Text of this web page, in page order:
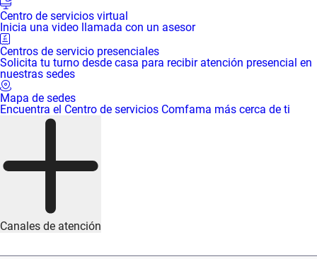
Centro de servicios virtual
Inicia una video llamada con un asesor
Centros de servicio presenciales
Solicita tu turno desde casa para recibir atención presencial en
nuestras sedes
Mapa de sedes
Encuentra el Centro de servicios Comfama más cerca de ti
Canales de atención